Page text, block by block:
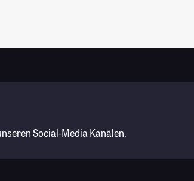
Social-Media Kanälen.